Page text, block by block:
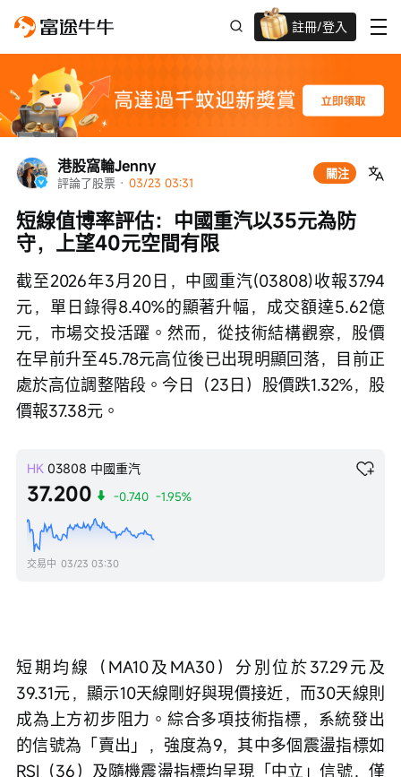
註冊/登入
迎新驚喜賞 股票/BTC等任你揀!
港股窩輪Jenny
評論了股票 · 03/23 03:31
關注
短線值博率評估：中國重汽以35元為防
守，上望40元空間有限
截至2026年3月20日，中國重汽(03808)收報37.94
元，單日錄得8.40%的顯著升幅，成交額達5.62億
元，市場交投活躍。然而，從技術結構觀察，股價
在早前升至45.78元高位後已出現明顯回落，目前正
處於高位調整階段。今日（23日）股價跌1.32%，股
價報37.38元。
HK 03808 中國重汽
37.200 -0.740 -1.95%
交易中 03/23 03:30
短期均線（MA10及MA30）分別位於37.29元及
39.31元，顯示10天線剛好與現價接近，而30天線則
成為上方初步阻力。綜合多項技術指標，系統發出
的信號為「賣出」，強度為9，其中多個震盪指標如
RSI（36）及隨機震盪指標均呈現「中立」信號，僅